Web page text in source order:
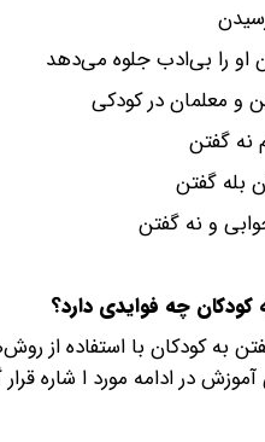
او را بی‌ادب جلوه می‌دهد
و معلمان در کودکی
نه گفتن
بله گفتن
و نه گفتن
چه فوایدی دارد؟
به کودکان با استفاده از
آموزش در ادامه مورد ا شاره